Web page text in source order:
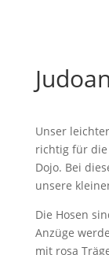
Unser
richtig für
Dojo. Bei
unsere
Die Hosen
Anzüge
mit rosa